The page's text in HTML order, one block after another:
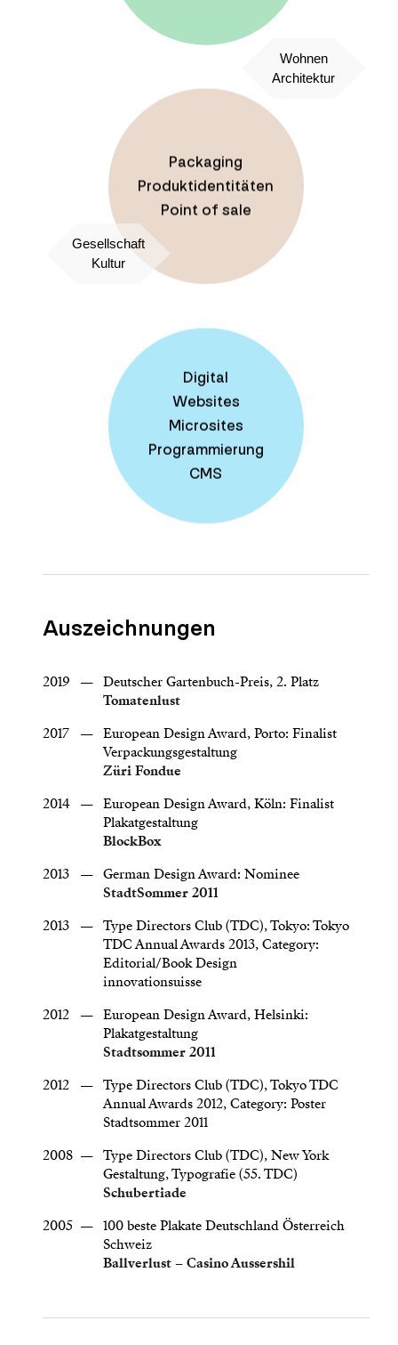
Packaging
Produktidentitäten
Point of sale
Digital
Websites
Microsites
Programmierung
CMS
Wohnen
Architektur
Gesellschaft
Kultur
Auszeichnungen
2019 — Deutscher Gartenbuch-Preis, 2. Platz
Tomatenlust
2017
— European Design Award, Porto: Finalist
Verpackungsgestaltung
Züri Fondue
2014 — European Design Award, Köln: Finalist
Plakatgestaltung
BlockBox
2013
— German Design Award: Nominee
StadtSommer 2011
2013
— Type Directors Club (TDC), Tokyo: Tokyo
TDC Annual Awards 2013, Category:
Editorial/Book Design
innovationsuisse
2012
— European Design Award, Helsinki:
Plakatgestaltung
Stadtsommer 2011
2012
— Type Directors Club (TDC), Tokyo TDC
Annual Awards 2012, Category: Poster
Stadtsommer 2011
2008 — Type Directors Club (TDC), New York
Gestaltung, Typografie (55. TDC)
Schubertiade
2005 — 100 beste Plakate Deutschland Österreich
Schweiz
Ballverlust – Casino Aussershil